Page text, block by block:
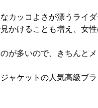
カッコよさが漂うライダ
かけることも増え、女性
が多いので、きちんと
ャケットの人気高級ブ